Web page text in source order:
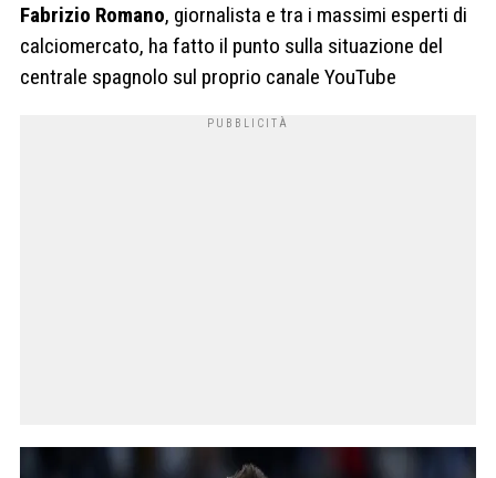
Fabrizio Romano, giornalista e tra i massimi esperti di
calciomercato, ha fatto il punto sulla situazione del
centrale spagnolo sul proprio canale YouTube